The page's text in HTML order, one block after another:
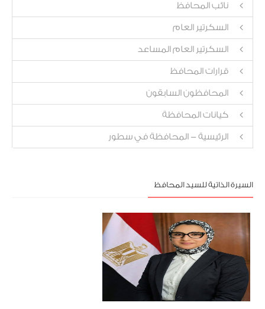
نائب المحافظ
السكرتير العام
السكرتير العام المساعد
قرارات المحافظ
المحافظون السابقون
كيانات المحافظة
الرئيسية - المحافظة في سطور
السيرة الذاتية للسيد المحافظ